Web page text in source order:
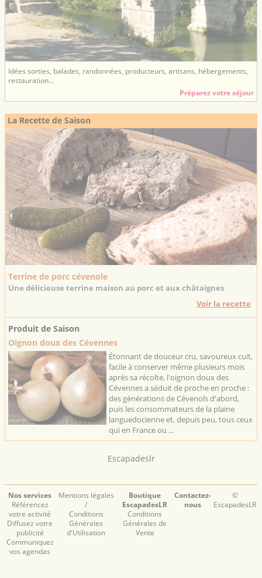
Idées sorties, balades, randonnées, producteurs, artisans, hébergements,
restauration...
Préparez votre séjour
La Recette de Saison
Terrine de porc cévenole
Une délicieuse terrine maison au porc et aux châtaignes
Voir la recette
Produit de Saison
Oignon doux des Cévennes
Étonnant de douceur cru, savoureux cuit,
facile à conserver même plusieurs mois
après sa récolte, l'oignon doux des
Cévennes a séduit de proche en proche :
des générations de Cévenols d'abord,
puis les consommateurs de la plaine
languedocienne et, depuis peu, tous ceux
qui en France ou ...
Escapadeslr
Nos services
Référencez
votre activité
Diffusez votre
publicité
Communiquez
vos agendas
Mentions légales
/
Conditions
Générales
d'Utilisation
Boutique
EscapadesLR
Conditions
Générales de
Vente
Contactez-
nous
©
EscapadesLR